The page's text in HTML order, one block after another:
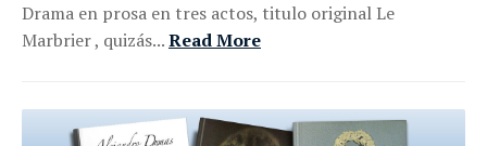
Drama en prosa en tres actos, titulo original Le
Marbrier , quizás...Read More